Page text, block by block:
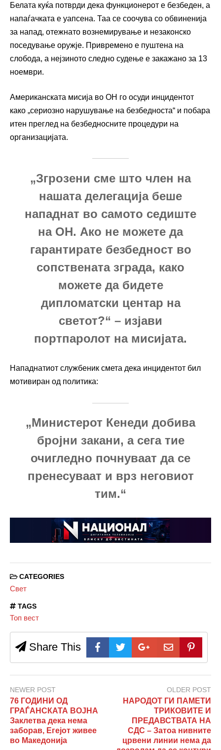
Белата куќа потврди дека функционерот е безбеден, а
напаѓачката е уапсена. Таа се соочува со обвиненија
за напад, отежнато вознемирување и незаконско
поседување оружје. Привремено е пуштена на
слобода, а нејзиното следно судење е закажано за 13
ноември.
Американската мисија во ОН го осуди инцидентот
како „сериозно нарушување на безбедноста“ и побара
итен преглед на безбедносните процедури на
организацијата.
„Згрозени сме што член на
нашата делегација беше
нападнат во самото седиште
на ОН. Ако не можете да
гарантирате безбедност во
сопствената зграда, како
можете да бидете
дипломатски центар на
светот?“ – изјави
портпаролот на мисијата.
Нападнатиот службеник смета дека инцидентот бил
мотивиран од политика:
„Министерот Кенеди добива
бројни закани, а сега тие
очигледно почнуваат да се
пренесуваат и врз неговиот
тим.“
CATEGORIES
Свет
TAGS
Топ вест
Share This
NEWER POST
76 ГОДИНИ ОД
ГРАЃАНСКАТА ВОЈНА
Заклетва дека нема
заборав, Егејот живее
во Македонија
OLDER POST
НАРОДОТ ГИ ПАМЕТИ
ТРИКОВИТЕ И
ПРЕДАВСТВАТА НА
СДС – Затоа нивните
црвени линии нема да